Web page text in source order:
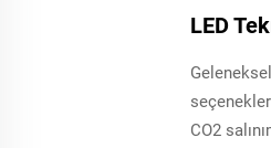
LED
CO2